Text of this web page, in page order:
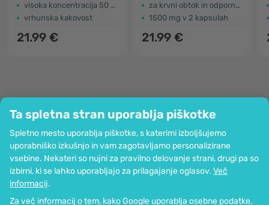
Ta spletna stran uporablja piškotke
Spletno mesto uporablja piškotke, s katerimi izboljšujemo
uporabniško izkušnjo in vam zagotavljamo personalizirane
vsebine. Nekateri so nujni za pravilno delovanje strani, drugi pa so
izbirni, ki se lahko uporabljajo za prilagajanje oglasov. Več
informacij.
Za več informacij o tem, kako Google uporablja osebne podatke,
visoka koncentracija 50 ppm
vrhunska kakovost
21.99 €
za krvni obtok in odpornost
1500 mg v 2 kapsulah
21.99 €
Podjetje
Informacije
Pridružite se nam
Pomoč in naročila